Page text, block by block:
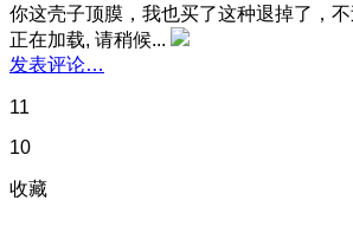
你这壳子顶膜，我也买了这种退掉了，
正在加载, 请稍候...
发表评论…
11
10
收藏